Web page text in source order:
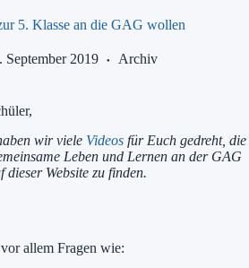
5. Klasse an die GAG wollen
2019 Archiv
wir viele Videos für Euch gedreht, die
Leben und Lernen an der GAG
dieser Website zu finden.
allem Fragen wie: